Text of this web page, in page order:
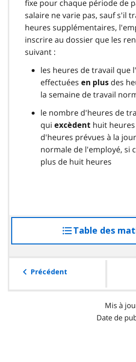
fixe pour chaque période de
salaire ne varie pas, sauf s'il
heures supplémentaires,
inscrire au dossier que les
suivant :
les heures de travail que
effectuées en plus des
la semaine de travail
le nombre d'heures de
qui excèdent huit
d'heures prévues à la
normale de l'employé, si
plus de huit heures
Table des
Précédent
Mis à
Date de